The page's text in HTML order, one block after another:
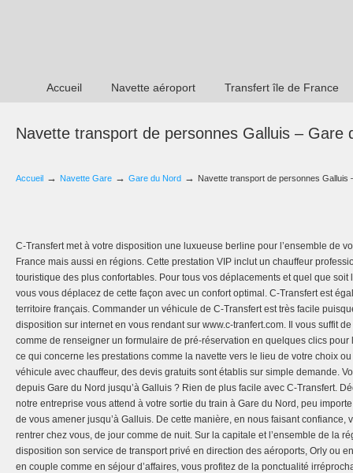
Accueil Navette aéroport Transfert île de France
Navette transport de personnes Galluis – Gare
Accueil → Navette Gare → Gare du Nord → Navette transport de personnes Galluis
C-Transfert met à votre disposition une luxueuse berline pour l’ensemble de
France mais aussi en régions. Cette prestation VIP inclut un chauffeur
touristique des plus confortables. Pour tous vos déplacements et quel que soit
vous vous déplacez de cette façon avec un confort optimal. C-Transfert est
territoire français. Commander un véhicule de C-Transfert est très facile
disposition sur internet en vous rendant sur www.c-tranfert.com. Il vous suffit
comme de renseigner un formulaire de pré-réservation en quelques clics pour
ce qui concerne les prestations comme la navette vers le lieu de votre choix
véhicule avec chauffeur, des devis gratuits sont établis sur simple demande.
depuis Gare du Nord jusqu’à Galluis ? Rien de plus facile avec C-Transfert.
notre entreprise vous attend à votre sortie du train à Gare du Nord, peu
de vous amener jusqu’à Galluis. De cette manière, en nous faisant confiance,
rentrer chez vous, de jour comme de nuit. Sur la capitale et l’ensemble de la
disposition son service de transport privé en direction des aéroports, Orly ou
en couple comme en séjour d’affaires, vous profitez de la ponctualité